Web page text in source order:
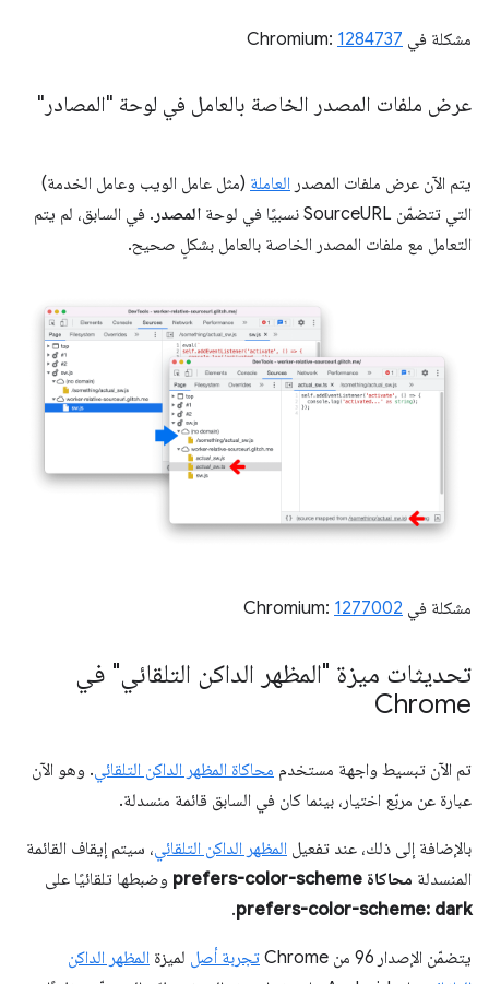
مشكلة في Chromium: 1284737
عرض ملفات المصدر الخاصة بالعامل في لوحة "المصادر"
يتم الآن عرض ملفات المصدر العاملة (مثل عامل الويب وعامل الخدمة)
التي تتضمّن SourceURL نسبيًا في لوحة
المصدر . في السابق، لم يتم
التعامل مع ملفات المصدر الخاصة بالعامل بشكلٍ صحيح.
مشكلة في Chromium: 1277002
تحديثات ميزة "المظهر الداكن التلقائي" في
Chrome
تم الآن تبسيط واجهة مستخدم محاكاة المظهر الداكن التلقائي. وهو الآن
عبارة عن مربّع اختيار، بينما كان في السابق قائمة منسدلة.
بالإضافة إلى ذلك، عند تفعيل المظهر الداكن التلقائي، سيتم إيقاف القائمة
المنسدلة محاكاة prefers-color-scheme
وضبطها تلقائيًا على
prefers-color-scheme: dark
.
يتضمّن الإصدار 96 من Chrome تجربة أصل لميزة المظهر الداكن